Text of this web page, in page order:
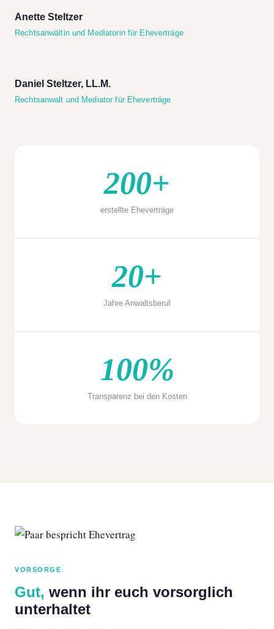
Anette Steltzer
Rechtsanwältin und Mediatorin für Eheverträge
Daniel Steltzer, LL.M.
Rechtsanwalt und Mediator für Eheverträge
200+
erstellte Eheverträge
20+
Jahre Anwaltsberuf
100%
Transparenz bei den Kosten
VORSORGE
Gut, wenn ihr euch vorsorglich
unterhaltet